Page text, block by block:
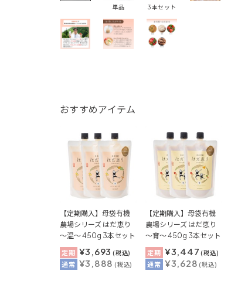
単品 3本セット
おすすめアイテム
【定期購入】母袋有機
農場シリーズ はだ恵り
～温～ 450g 3本セット
定期 ¥3,693 (税込)
通常 ¥3,888 (税込)
【定期購入】母袋有機
農場シリーズ はだ恵り
～育～ 450g 3本セット
定期 ¥3,447 (税込)
通常 ¥3,628 (税込)